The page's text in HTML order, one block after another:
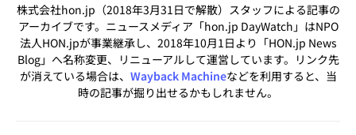
株式会社hon.jp（2018年3月31日で解散）スタッフによる記事の
アーカイブです。ニュースメディア「hon.jp DayWatch」はNPO
法人HON.jpが事業継承し、2018年10月1日より「HON.jp News
Blog」へ名称変更、リニューアルして運営しています。リンク先
が消えている場合は、 Wayback Machineなどを利用すると、当
時の記事が掘り出せるかもしれません。